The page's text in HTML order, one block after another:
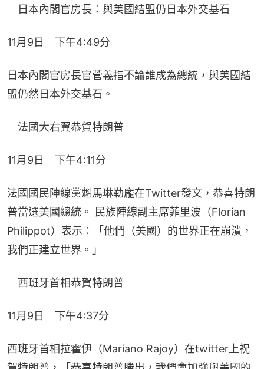
日本內閣官房長：與美國結盟仍日本外交基石
11月9日　下午4:49分
日本內閣官房長官菅義指不論誰成為總統，與美國結
盟仍然日本外交基石。
法國大右翼恭賀特朗普
11月9日　下午4:11分
法國國民陣線黨魁馬琳勒龐在Twitter發文，恭喜特朗
普當選美國總統。 民族陣線副主席菲里波（Florian
Philippot）表示：「他們（美國）的世界正在崩潰，
我們正建立世界。」
西班牙首相恭賀特朗普
11月9日　下午4:37分
西班牙首相拉霍伊（Mariano Rajoy）在twitter上祝